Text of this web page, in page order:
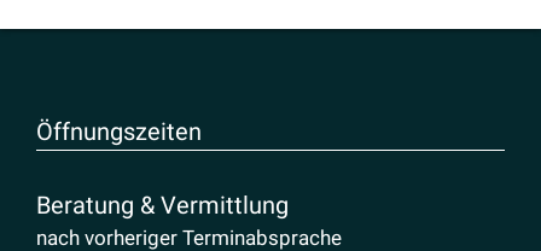
Öffnungs­zeiten
Beratung & Vermittlung
nach vorheriger Terminabsprache